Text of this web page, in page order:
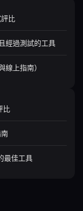
比
經過測試的工具
上指南）
比
最佳工具